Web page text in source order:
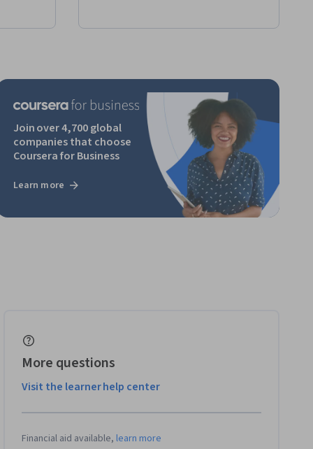
Join over 4,700 global
companies that choose
Coursera for Business
Learn more
More questions
Visit the learner help center
Financial aid available, learn more